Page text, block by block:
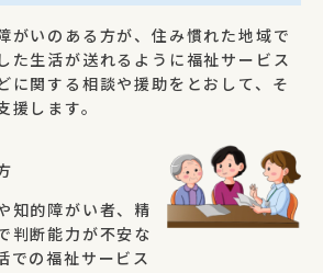
がいのある方が、住み慣れた地域で
た生活が送れるように福祉サービス
に関する相談や援助をとおして、そ
援します。
知的障がい者、精
判断能力が不安な
での福祉サービス